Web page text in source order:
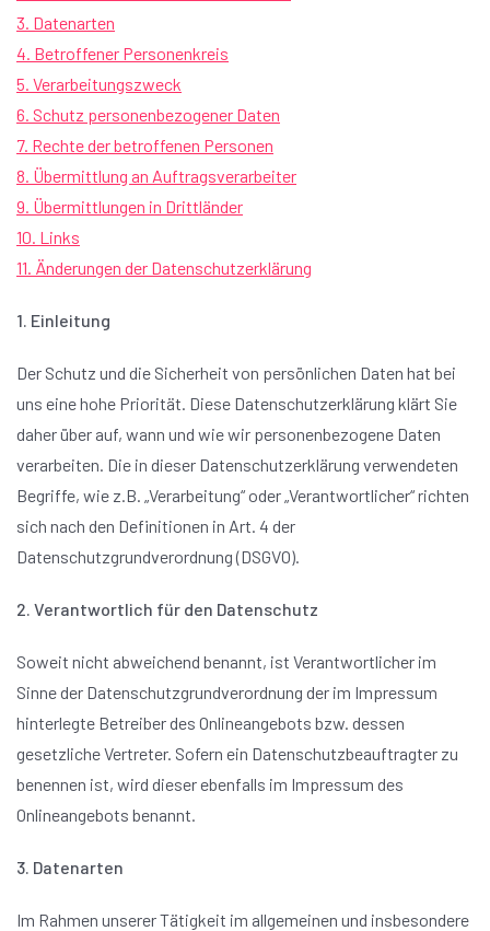
3. Datenarten
4. Betroffener Personenkreis
5. Verarbeitungszweck
6. Schutz personenbezogener Daten
7. Rechte der betroffenen Personen
8. Übermittlung an Auftragsverarbeiter
9. Übermittlungen in Drittländer
10. Links
11. Änderungen der Datenschutzerklärung
1. Einleitung
Der Schutz und die Sicherheit von persönlichen Daten hat bei
uns eine hohe Priorität. Diese Datenschutzerklärung klärt Sie
daher über auf, wann und wie wir personenbezogene Daten
verarbeiten. Die in dieser Datenschutzerklärung verwendeten
Begriffe, wie z.B. „Verarbeitung“ oder „Verantwortlicher“ richten
sich nach den Definitionen in Art. 4 der
Datenschutzgrundverordnung (DSGVO).
2. Verantwortlich für den Datenschutz
Soweit nicht abweichend benannt, ist Verantwortlicher im
Sinne der Datenschutzgrundverordnung der im Impressum
hinterlegte Betreiber des Onlineangebots bzw. dessen
gesetzliche Vertreter. Sofern ein Datenschutzbeauftragter zu
benennen ist, wird dieser ebenfalls im Impressum des
Onlineangebots benannt.
3. Datenarten
Im Rahmen unserer Tätigkeit im allgemeinen und insbesondere